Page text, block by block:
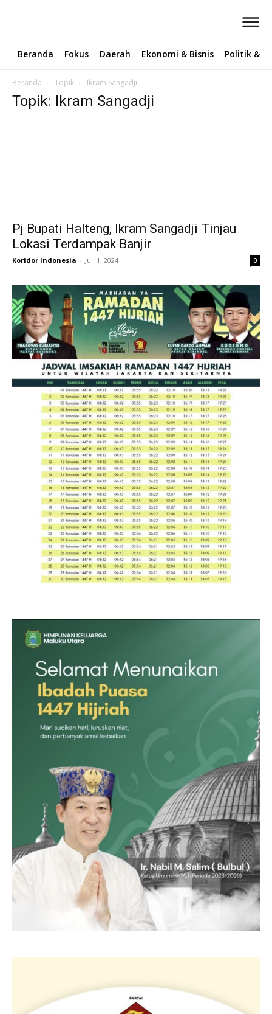
Beranda Fokus Daerah Ekonomi & Bisnis Politik &
Beranda Topik Ikram Sangadji
Topik: Ikram Sangadji
Pj Bupati Halteng, Ikram Sangadji Tinjau
Lokasi Terdampak Banjir
Koridor Indonesia - Juli 1, 2024 0